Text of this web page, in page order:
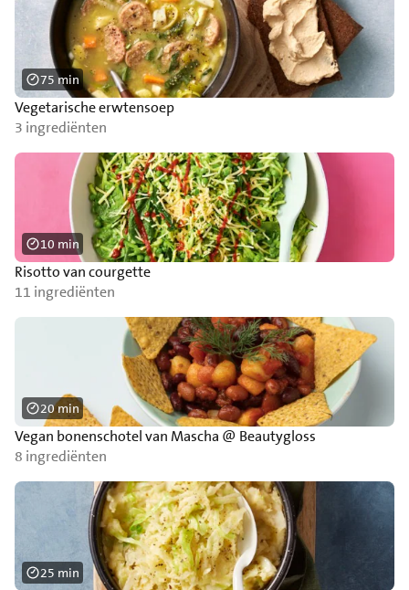
Vegetarische erwtensoep
3 ingrediënten
75 min
Risotto van courgette
11 ingrediënten
10 min
Vegan bonenschotel van Mascha @ Beautygloss
8 ingrediënten
20 min
25 min